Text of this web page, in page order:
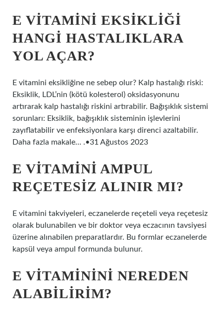
E VITAMINI EKSIKLIĞI
HANGI HASTALIKLARA
YOL AÇAR?
E vitamini eksikliğine ne sebep olur? Kalp hastalığı riski:
Eksiklik, LDL’nin (kötü kolesterol) oksidasyonunu
artırarak kalp hastalığı riskini artırabilir. Bağışıklık sistemi
sorunları: Eksiklik, bağışıklık sisteminin işlevlerini
zayıflatabilir ve enfeksiyonlara karşı direnci azaltabilir.
Daha fazla makale… .•31 Ağustos 2023
E VITAMINI AMPUL
REÇETESIZ ALINIR MI?
E vitamini takviyeleri, eczanelerde reçeteli veya reçetesiz
olarak bulunabilen ve bir doktor veya eczacının tavsiyesi
üzerine alınabilen preparatlardır. Bu formlar eczanelerde
kapsül veya ampul formunda bulunur.
E VITAMININI NEREDEN
ALABILIRIM?